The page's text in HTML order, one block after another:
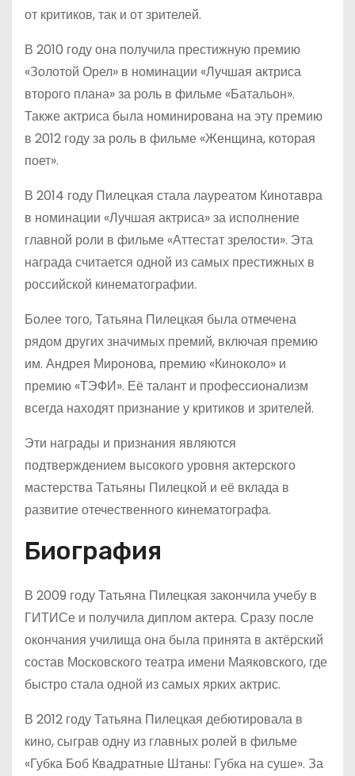
от критиков, так и от зрителей.
В 2010 году она получила престижную премию
«Золотой Орел» в номинации «Лучшая актриса
второго плана» за роль в фильме «Батальон».
Также актриса была номинирована на эту премию
в 2012 году за роль в фильме «Женщина, которая
поет».
В 2014 году Пилецкая стала лауреатом Кинотавра
в номинации «Лучшая актриса» за исполнение
главной роли в фильме «Аттестат зрелости». Эта
награда считается одной из самых престижных в
российской кинематографии.
Более того, Татьяна Пилецкая была отмечена
рядом других значимых премий, включая премию
им. Андрея Миронова, премию «Киноколо» и
премию «ТЭФИ». Её талант и профессионализм
всегда находят признание у критиков и зрителей.
Эти награды и признания являются
подтверждением высокого уровня актерского
мастерства Татьяны Пилецкой и её вклада в
развитие отечественного кинематографа.
Биография
В 2009 году Татьяна Пилецкая закончила учебу в
ГИТИСе и получила диплом актера. Сразу после
окончания училища она была принята в актёрский
состав Московского театра имени Маяковского, где
быстро стала одной из самых ярких актрис.
В 2012 году Татьяна Пилецкая дебютировала в
кино, сыграв одну из главных ролей в фильме
«Губка Боб Квадратные Штаны: Губка на суше». За